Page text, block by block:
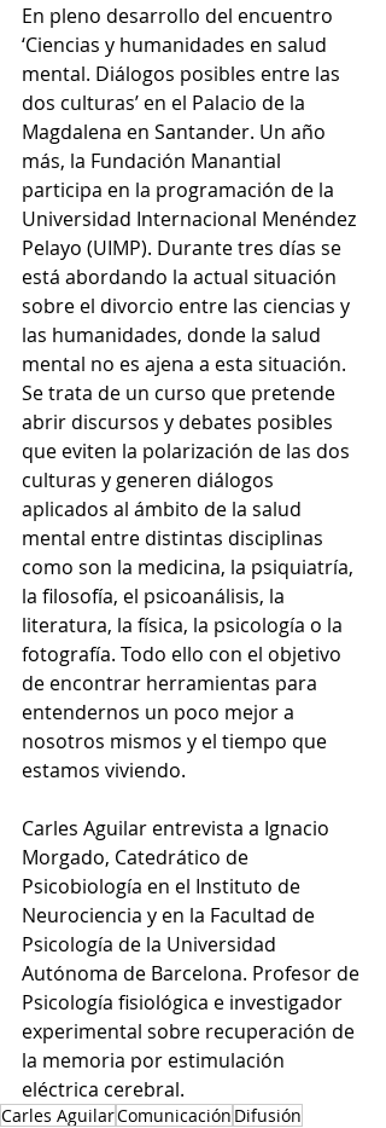
En pleno desarrollo del encuentro
‘Ciencias y humanidades en salud
mental. Diálogos posibles entre las
dos culturas’ en el Palacio de la
Magdalena en Santander. Un año
más, la Fundación Manantial
participa en la programación de la
Universidad Internacional Menéndez
Pelayo (UIMP). Durante tres días se
está abordando la actual situación
sobre el divorcio entre las ciencias y
las humanidades, donde la salud
mental no es ajena a esta situación.
Se trata de un curso que pretende
abrir discursos y debates posibles
que eviten la polarización de las dos
culturas y generen diálogos
aplicados al ámbito de la salud
mental entre distintas disciplinas
como son la medicina, la psiquiatría,
la filosofía, el psicoanálisis, la
literatura, la física, la psicología o la
fotografía. Todo ello con el objetivo
de encontrar herramientas para
entendernos un poco mejor a
nosotros mismos y el tiempo que
estamos viviendo.
Carles Aguilar entrevista a Ignacio
Morgado, Catedrático de
Psicobiología en el Instituto de
Neurociencia y en la Facultad de
Psicología de la Universidad
Autónoma de Barcelona. Profesor de
Psicología fisiológica e investigador
experimental sobre recuperación de
la memoria por estimulación
eléctrica cerebral.
Carles AguilarComunicación Difusión